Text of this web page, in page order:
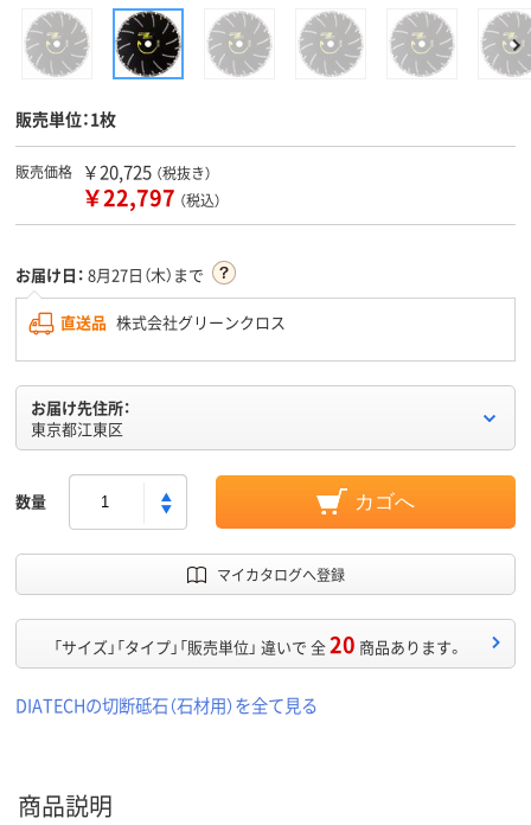
販売単位：1枚
販売価格 ￥20,725 （税抜き）
￥22,797 （税込）
お届け日： 8月27日（木）まで
直送品 株式会社グリーンクロス
お届け先住所：
東京都江東区
数量 カゴへ
マイカタログへ登録
「サイズ」「タイプ」「販売単位」 違いで 全20 商品あります。
DIATECHの切断砥石（石材用）を全て見る
商品説明